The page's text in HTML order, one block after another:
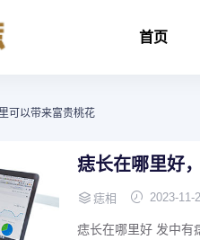
首页
可以带来富贵桃花
痣长在哪里好
痣相 2023-11-
痣长在哪里好 发中有